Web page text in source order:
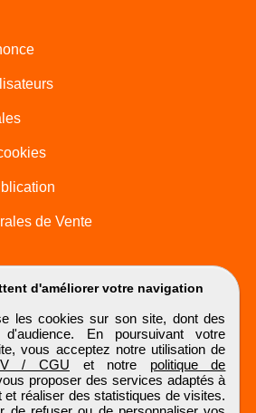
d'améliorer votre navigation
les cookies sur son site, dont des
En poursuivant votre
vous acceptez notre utilisation de
/ CGU et notre politique de
proposer des services adaptés à
réaliser des statistiques de visites.
de Vente